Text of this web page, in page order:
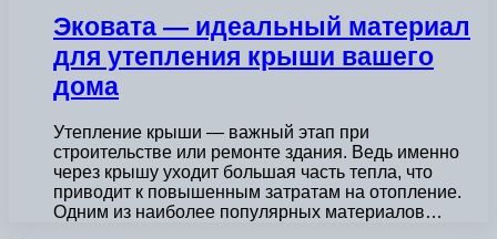
Эковата — идеальный материал
для утепления крыши вашего
дома
Утепление крыши — важный этап при
строительстве или ремонте здания. Ведь именно
через крышу уходит большая часть тепла, что
приводит к повышенным затратам на отопление.
Одним из наиболее популярных материалов…